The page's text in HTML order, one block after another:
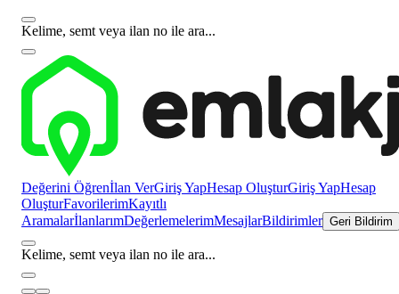
Kelime, semt veya ilan no ile ara...
Değerini Öğrenİlan VerGiriş YapHesap OluşturGiriş YapHesap
OluşturFavorilerimKayıtlı
AramalarİlanlarımDeğerlemelerimMesajlarBildirimler Geri Bildirim
Kelime, semt veya ilan no ile ara...